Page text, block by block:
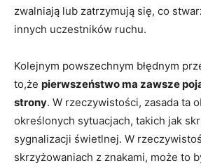
zwalniają lub zatrzymują się, co
innych uczestników ruchu.
Kolejnym powszechnym błędnym
to,że pierwszeństwo ma zawsze
strony. W rzeczywistości, zasada ta
określonych sytuacjach, takich jak
sygnalizacji świetlnej. W
skrzyżowaniach z znakami, może to